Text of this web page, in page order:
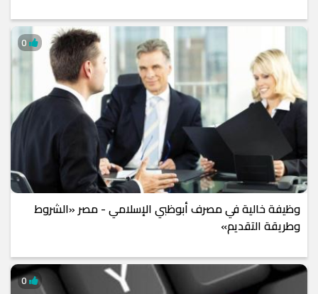
وظيفة خالية في مصرف أبوظبي الإسلامي - مصر «الشروط
وطريقة التقديم»
0
0